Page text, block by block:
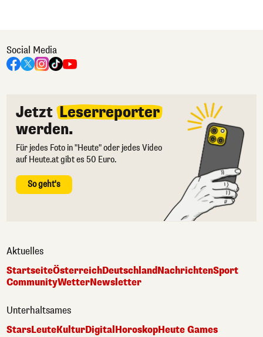
Social Media
Jetzt Leserreporter
werden.
Für jedes Foto in "Heute" oder jedes Video
auf Heute.at gibt es 50 Euro.
So geht's
Aktuelles
StartseiteÖsterreichDeutschlandNachrichtenSport
CommunityWetterNewsletter
Unterhaltsames
StarsLeuteKulturDigital HoroskopHeute Games